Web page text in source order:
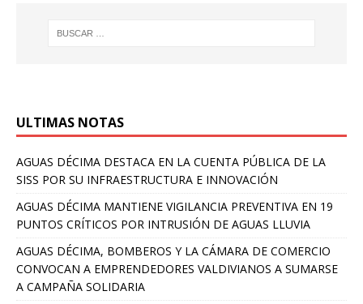
ULTIMAS NOTAS
AGUAS DÉCIMA DESTACA EN LA CUENTA PÚBLICA DE LA
SISS POR SU INFRAESTRUCTURA E INNOVACIÓN
AGUAS DÉCIMA MANTIENE VIGILANCIA PREVENTIVA EN 19
PUNTOS CRÍTICOS POR INTRUSIÓN DE AGUAS LLUVIA
AGUAS DÉCIMA, BOMBEROS Y LA CÁMARA DE COMERCIO
CONVOCAN A EMPRENDEDORES VALDIVIANOS A SUMARSE
A CAMPAÑA SOLIDARIA